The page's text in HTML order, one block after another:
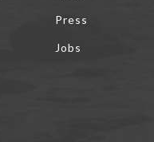
Press
Jobs
Ihr Erlebnis zu